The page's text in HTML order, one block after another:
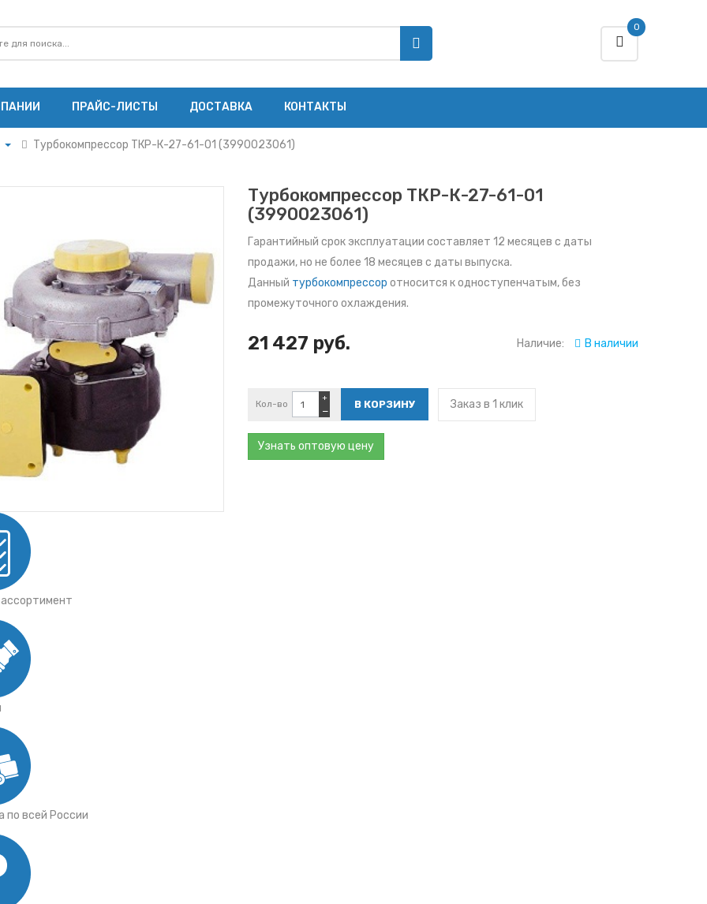
0
ПРАЙС-ЛИСТЫ ДОСТАВКА КОНТАКТЫ
Турбокомпрессор ТКР-К-27-61-01 (3990023061)
Турбокомпрессор ТКР-К-27-61-01
(3990023061)
Гарантийный срок эксплуатации составляет 12 месяцев с даты
продажи, но не более 18 месяцев с даты выпуска.
Данный турбокомпрессор относится к одноступенчатым, без
промежуточного охлаждения.
21 427 руб. Наличие: В наличии
Кол-во
−
+ Заказ в 1 клик
Узнать оптовую цену
по всей России